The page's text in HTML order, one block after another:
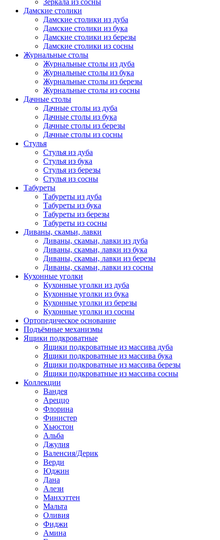
Зеркала из сосны
Дамские столики
Дамские столики из дуба
Дамские столики из бука
Дамские столики из березы
Дамские столики из сосны
Журнальные столы
Журнальные столы из дуба
Журнальные столы из бука
Журнальные столы из березы
Журнальные столы из сосны
Дачные столы
Дачные столы из дуба
Дачные столы из бука
Дачные столы из березы
Дачные столы из сосны
Стулья
Стулья из дуба
Стулья из бука
Стулья из березы
Стулья из сосны
Табуреты
Табуреты из дуба
Табуреты из бука
Табуреты из березы
Табуреты из сосны
Диваны, скамьи, лавки
Диваны, скамьи, лавки из дуба
Диваны, скамьи, лавки из бука
Диваны, скамьи, лавки из березы
Диваны, скамьи, лавки из сосны
Кухонные уголки
Кухонные уголки из дуба
Кухонные уголки из бука
Кухонные уголки из березы
Кухонные уголки из сосны
Ортопедическое основание
Подъёмные механизмы
Ящики подкроватные
Ящики подкроватные из массива дуба
Ящики подкроватные из массива бука
Ящики подкроватные из массива березы
Ящики подкроватные из массива сосны
Коллекции
Вандея
Ареццо
Флорина
Финистер
Хьюстон
Альба
Джулия
Валенсия/Дерик
Верди
Юджин
Дана
Алези
Манхэттен
Мальта
Оливия
Фиджи
Амина